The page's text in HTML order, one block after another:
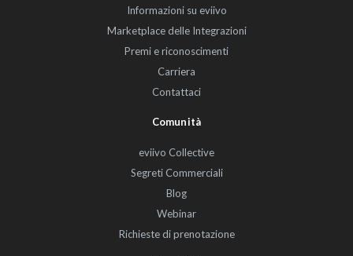
Informazioni su eviivo
Marketplace delle Integrazioni
Premi e riconoscimenti
Carriera
Contattaci
Comunità
eviivo Collective
Segreti Commerciali
Blog
Webinar
Richieste di prenotazione